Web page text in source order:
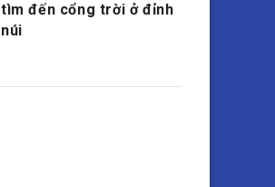
tìm đến cổng trời ở đỉnh
núi